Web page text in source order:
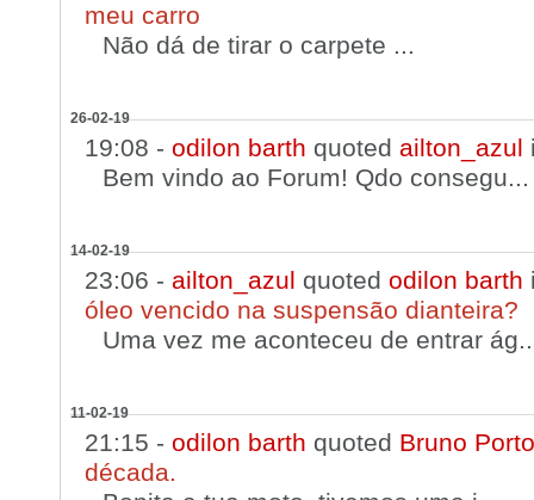
meu carro
Não dá de tirar o carpete ...
26-02-19
19:08 - odilon barth quoted ailton_azul
Bem vindo ao Forum! Qdo consegu...
14-02-19
23:06 - ailton_azul quoted odilon barth
óleo vencido na suspensão dianteira?
Uma vez me aconteceu de entrar
11-02-19
21:15 - odilon barth quoted Bruno Porto
década.